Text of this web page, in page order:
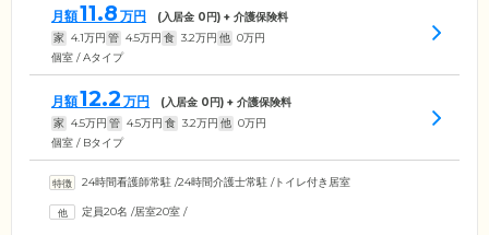
月額11.8 万円 (入居金 0円) + 介護保険料
家 4.1万円 管 4.5万円 食 3.2万円 他 0万円
個室 / Aタイプ
月額12.2 万円 (入居金 0円) + 介護保険料
家 4.5万円 管 4.5万円 食 3.2万円 他 0万円
個室 / Bタイプ
24時間看護師常駐 /24時間介護士常駐 /トイレ付き居室
定員20名 /居室20室 /